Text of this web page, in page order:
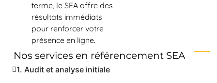
terme, le SEA offre des
résultats immédiats
pour renforcer votre
présence en ligne.
Nos services en référencement SEA
1. Audit et analyse initiale